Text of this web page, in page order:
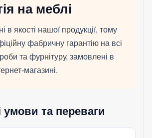
на меблі
в якості нашої продукції, тому
фабричну гарантію на всі
та фурнітуру, замовлені в
магазині.
умови та переваги